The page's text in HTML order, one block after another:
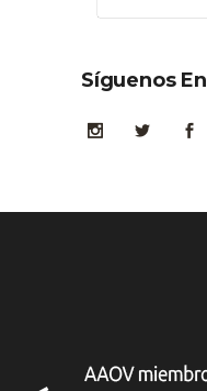
Síguenos En